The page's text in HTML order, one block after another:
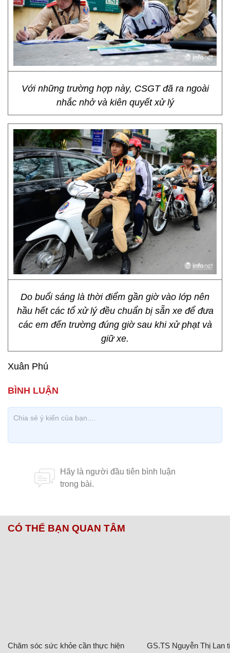
Với những trường hợp này, CSGT đã ra ngoài
nhắc nhở và kiên quyết xử lý
Do buổi sáng là thời điểm gần giờ vào lớp nên
hầu hết các tổ xử lý đều chuẩn bị sẵn xe để đưa
các em đến trường đúng giờ sau khi xử phạt và
giữ xe.
Xuân Phú
CÓ THỂ BẠN QUAN TÂM
Chăm sóc sức khỏe cần thực hiện
GS.TS Nguyễn Thị Lan